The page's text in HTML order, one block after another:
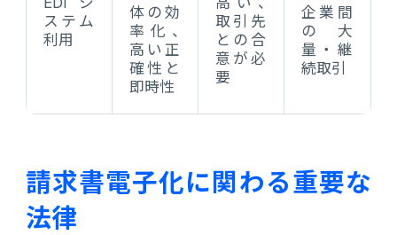
ステム
利用
体の効
率化、
高い正
確性と
即時性
取引先
との合
意が必
要
企業間
の大
量・継
続取引
請求書電子化に関わる重要な
法律